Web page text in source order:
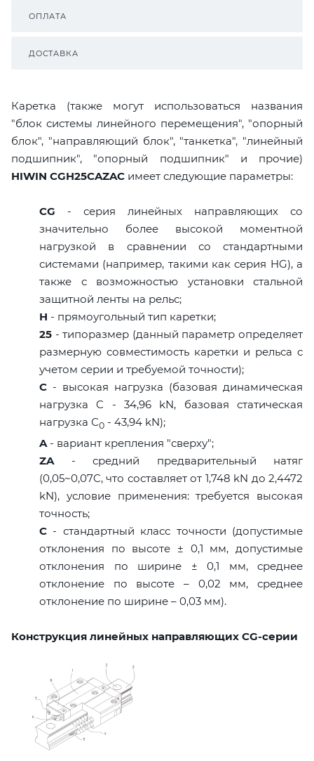
ОПЛАТА
ДОСТАВКА
Каретка (также могут использоваться названия
"блок системы линейного перемещения", "опорный
блок", "направляющий блок", "танкетка", "линейный
подшипник", "опорный подшипник" и прочие)
HIWIN CGH25CAZAC имеет следующие параметры:
CG - серия линейных направляющих со
значительно более высокой моментной
нагрузкой в сравнении со стандартными
системами (например, такими как серия HG), а
также с возможностью установки стальной
защитной ленты на рельс;
H - прямоугольный тип каретки;
25 - типоразмер (данный параметр определяет
размерную совместимость каретки и рельса с
учетом серии и требуемой точности);
C - высокая нагрузка (базовая динамическая
нагрузка C - 34,96 kN, базовая статическая
нагрузка С0 - 43,94 kN);
A- вариант крепления "сверху";
ZA- средний предварительный натяг
(0,05~0,07C, что составляет от 1,748 kN до 2,4472
kN), условие применения: требуется высокая
точность;
C - стандартный класс точности (допустимые
отклонения по высоте ± 0,1 мм, допустимые
отклонения по ширине ± 0,1 мм, среднее
отклонение по высоте – 0,02 мм, среднее
отклонение по ширине – 0,03 мм).
Конструкция линейных направляющих CG-серии